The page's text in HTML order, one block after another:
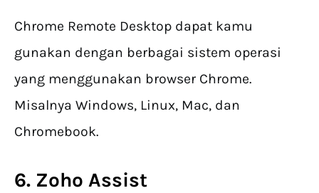
Chrome Remote Desktop dapat kamu
gunakan dengan berbagai sistem operasi
yang menggunakan browser Chrome.
Misalnya Windows, Linux, Mac, dan
Chromebook.
6. Zoho Assist